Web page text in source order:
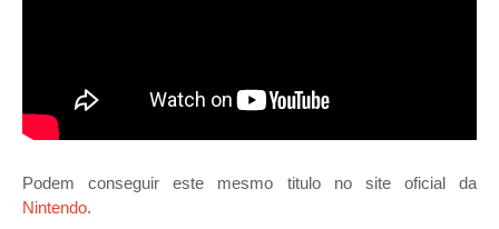
Podem conseguir este mesmo titulo no site oficial da
Nintendo.